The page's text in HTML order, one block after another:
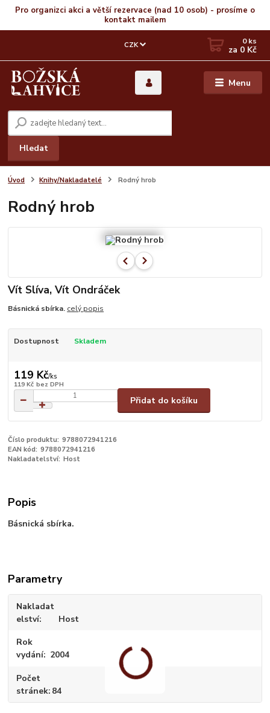
Pro organizci akci a větší rezervace (nad 10 osob) - prosíme o
kontakt mailem
Menu
CZK
Hledat
0ks
za 0 Kč
Úvod Knihy/Nakladatelé Rodný hrob
Rodný hrob
Vít Slíva, Vít Ondráček
Básnická sbírka. celý popis
Dostupnost Skladem
119 Kč/ks
119 Kč bez DPH
Přidat do košíku
Číslo produktu: 9788072941216
EAN kód: 9788072941216
Nakladatelství: Host
Popis
Básnická sbírka.
Parametry
Nakladat
elství
Host
Rok
vydání
2004
Počet
stránek 84